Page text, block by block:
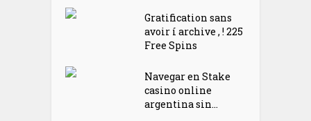
Gratification sans
avoir í archive , ! 225
Free Spins
Navegar en Stake
casino online
argentina sin...